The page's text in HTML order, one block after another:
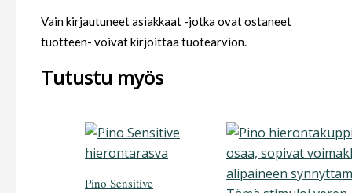
Vain kirjautuneet asiakkaat -jotka ovat ostaneet
tuotteen- voivat kirjoittaa tuotearvion.
Tutustu myös
Pino Sensitive